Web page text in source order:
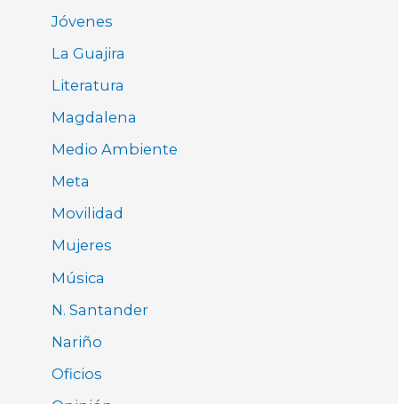
Jóvenes
La Guajira
Literatura
Magdalena
Medio Ambiente
Meta
Movilidad
Mujeres
Música
N. Santander
Nariño
Oficios